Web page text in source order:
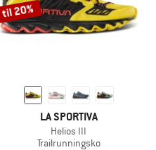
til 20%
LA SPORTIVA
Helios III
Trailrunningsko